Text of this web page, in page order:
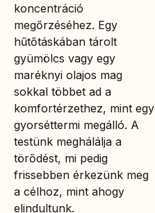
koncentráció
megőrzéséhez. Egy
hűtőtáskában tárolt
gyümölcs vagy egy
maréknyi olajos mag
sokkal többet ad a
komfortérzethez, mint egy
gyorséttermi megálló. A
testünk meghálálja a
törődést, mi pedig
frissebben érkezünk meg
a célhoz, mint ahogy
elindultunk.